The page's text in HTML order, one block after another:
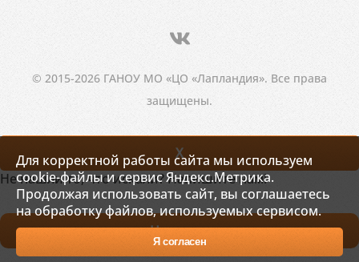
© 2015-2026 ГАНОУ МО «ЦО «Лапландия». Все права
защищены.
Для корректной работы сайта мы используем
cookie-файлы и сервис Яндекс.Метрика.
Продолжая использовать сайт, вы соглашаетесь
на обработку файлов, используемых сервисом.
Я согласен
X
Не нашли то, что искали? Напишите нам!
Написать